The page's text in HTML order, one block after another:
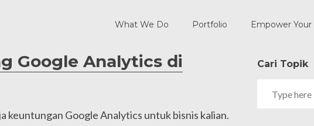
What We Do Portfolio Empower Your
Google Analytics di
keuntungan Google Analytics untuk bisnis kalian.
Cari Topik